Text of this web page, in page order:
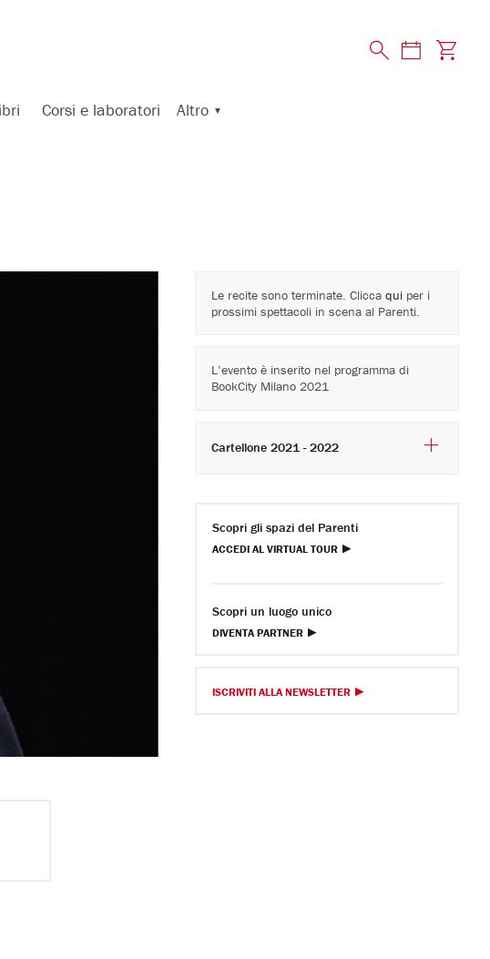
Corsi e laboratori Altro
Le recite sono terminate. Clicca quiper i
prossimi spettacoli in scena al Parenti.
L’evento è inserito nel programma di
BookCity Milano 2021
Cartellone 2021 - 2022
Scopri gli spazi del Parenti
ACCEDI AL VIRTUAL TOUR
Scopri un luogo unico
DIVENTA PARTNER
ISCRIVITI ALLA NEWSLETTER